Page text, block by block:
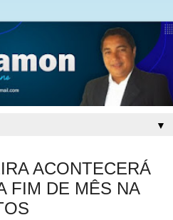
▼
ACONTECERÁ
FIM DE MÊS NA